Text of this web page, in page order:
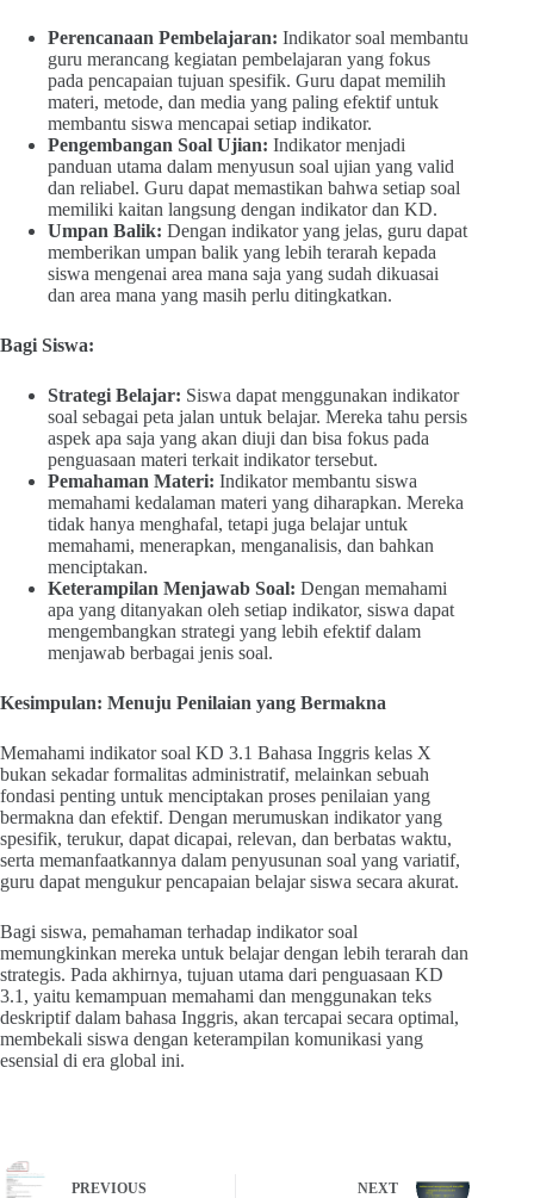
Perencanaan Pembelajaran: Indikator soal membantu
guru merancang kegiatan pembelajaran yang fokus
pada pencapaian tujuan spesifik. Guru dapat memilih
materi, metode, dan media yang paling efektif untuk
membantu siswa mencapai setiap indikator.
Pengembangan Soal Ujian: Indikator menjadi
panduan utama dalam menyusun soal ujian yang valid
dan reliabel. Guru dapat memastikan bahwa setiap soal
memiliki kaitan langsung dengan indikator dan KD.
Umpan Balik: Dengan indikator yang jelas, guru dapat
memberikan umpan balik yang lebih terarah kepada
siswa mengenai area mana saja yang sudah dikuasai
dan area mana yang masih perlu ditingkatkan.
Bagi Siswa:
Strategi Belajar: Siswa dapat menggunakan indikator
soal sebagai peta jalan untuk belajar. Mereka tahu persis
aspek apa saja yang akan diuji dan bisa fokus pada
penguasaan materi terkait indikator tersebut.
Pemahaman Materi: Indikator membantu siswa
memahami kedalaman materi yang diharapkan. Mereka
tidak hanya menghafal, tetapi juga belajar untuk
memahami, menerapkan, menganalisis, dan bahkan
menciptakan.
Keterampilan Menjawab Soal: Dengan memahami
apa yang ditanyakan oleh setiap indikator, siswa dapat
mengembangkan strategi yang lebih efektif dalam
menjawab berbagai jenis soal.
Kesimpulan: Menuju Penilaian yang Bermakna
Memahami indikator soal KD 3.1 Bahasa Inggris kelas X
bukan sekadar formalitas administratif, melainkan sebuah
fondasi penting untuk menciptakan proses penilaian yang
bermakna dan efektif. Dengan merumuskan indikator yang
spesifik, terukur, dapat dicapai, relevan, dan berbatas waktu,
serta memanfaatkannya dalam penyusunan soal yang variatif,
guru dapat mengukur pencapaian belajar siswa secara akurat.
Bagi siswa, pemahaman terhadap indikator soal
memungkinkan mereka untuk belajar dengan lebih terarah dan
strategis. Pada akhirnya, tujuan utama dari penguasaan KD
3.1, yaitu kemampuan memahami dan menggunakan teks
deskriptif dalam bahasa Inggris, akan tercapai secara optimal,
membekali siswa dengan keterampilan komunikasi yang
esensial di era global ini.
PREVIOUS NEXT